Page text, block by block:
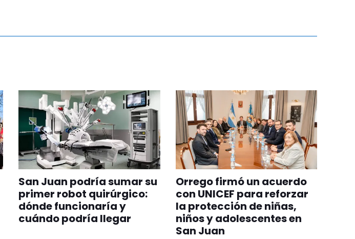
San Juan podría sumar su
primer robot quirúrgico:
dónde funcionaría y
cuándo podría llegar
Orrego firmó un acuerdo
con UNICEF para reforzar
la protección de niñas,
niños y adolescentes en
San Juan